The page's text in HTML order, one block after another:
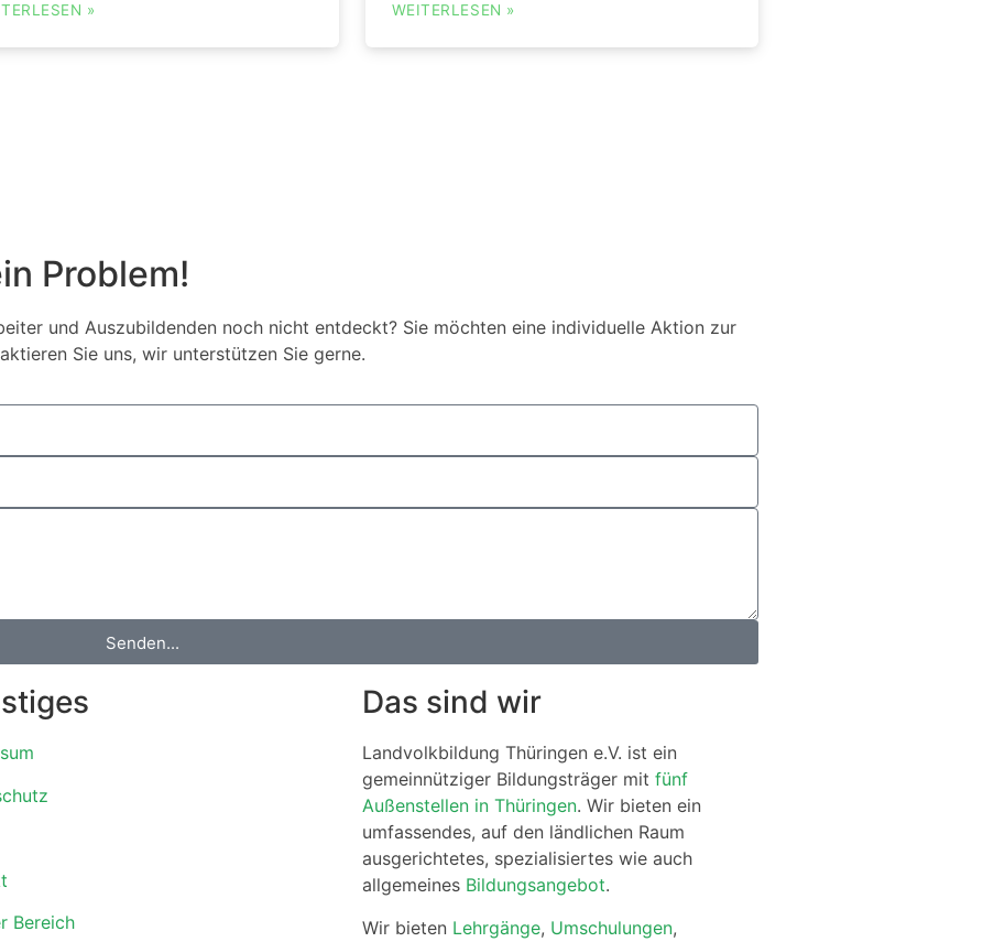
» WEITERLESEN »
Problem!
und Auszubildenden noch nicht entdeckt? Sie möchten eine individuelle Aktion zur
Sie uns, wir unterstützen Sie gerne.
Senden...
Bereich
Das sind wir
Landvolkbildung Thüringen e.V. ist ein
gemeinnütziger Bildungsträger mit fünf
Außenstellen in Thüringen. Wir bieten ein
umfassendes, auf den ländlichen Raum
ausgerichtetes, spezialisiertes wie auch
allgemeines Bildungsangebot.
Wir bieten Lehrgänge, Umschulungen,